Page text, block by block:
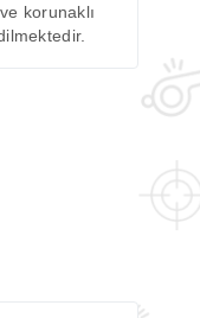
korunaklı